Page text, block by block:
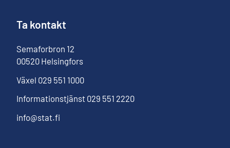
Ta kontakt
Semaforbron 12
00520 Helsingfors
Växel 029 551 1000
Informationstjänst 029 551 2220
info@stat.fi